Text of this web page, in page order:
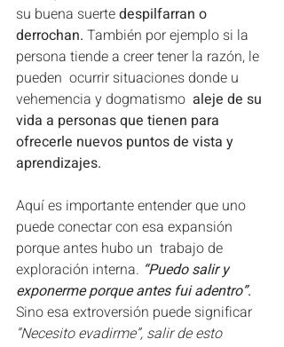
su buena suerte despilfarran o
derrochan. También por ejemplo si la
persona tiende a creer tener la razón, le
pueden  ocurrir situaciones donde u
vehemencia y dogmatismo aleje de su
vida a personas que tienen para
ofrecerle nuevos puntos de vista y
aprendizajes.
Aquí es importante entender que uno
puede conectar con esa expansión
porque antes hubo un  trabajo de
exploración interna. “Puedo salir y
exponerme porque antes fui adentro”.
Sino esa extroversión puede significar
“Necesito evadirme”, salir de esto